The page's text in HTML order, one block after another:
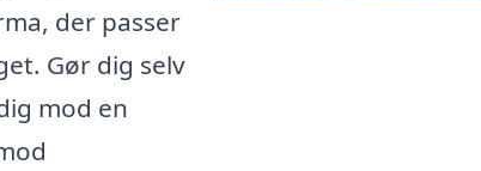
der passer
Gør dig selv
mod en